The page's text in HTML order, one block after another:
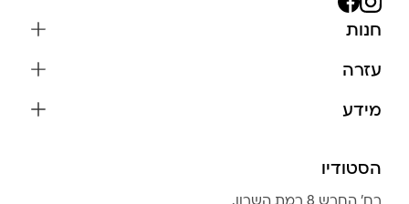
חנות
צמידים
בגדים
אביזרים
עזרה
מידע
שמירה על התכשיטים
הצהרת נגישות
הסטודיו